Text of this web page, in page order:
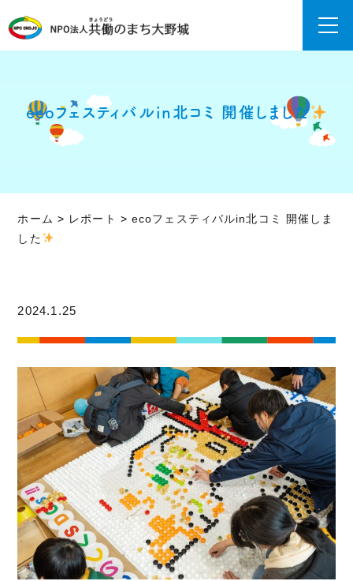
ecoフェスティバルin北コミ 開催しました
ホーム > レポート >ecoフェスティバルin北コミ 開催しま
した
2024.1.25